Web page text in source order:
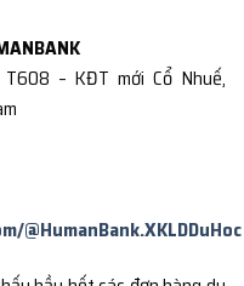
– KĐT mới Cổ Nhuế,